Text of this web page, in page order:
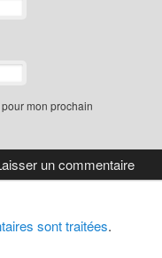
mon prochain
sont traitées.